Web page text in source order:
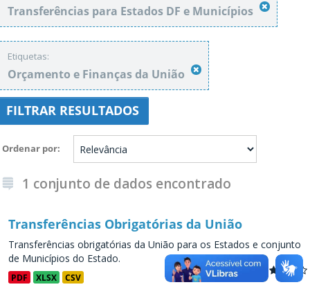
Transferências para Estados DF e Municípios
Etiquetas:
Orçamento e Finanças da União
FILTRAR RESULTADOS
Ordenar por
1 conjunto de dados encontrado
Transferências Obrigatórias da União
Transferências obrigatórias da União para os Estados e conjunto
de Municípios do Estado.
PDF XLSX CSV